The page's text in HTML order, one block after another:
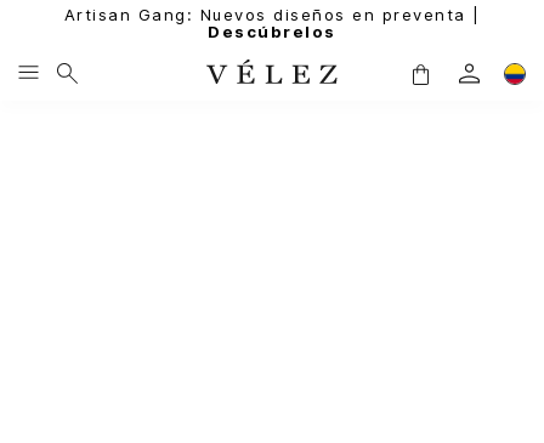
Artisan Gang: Nuevos diseños en preventa |
Descúbrelos